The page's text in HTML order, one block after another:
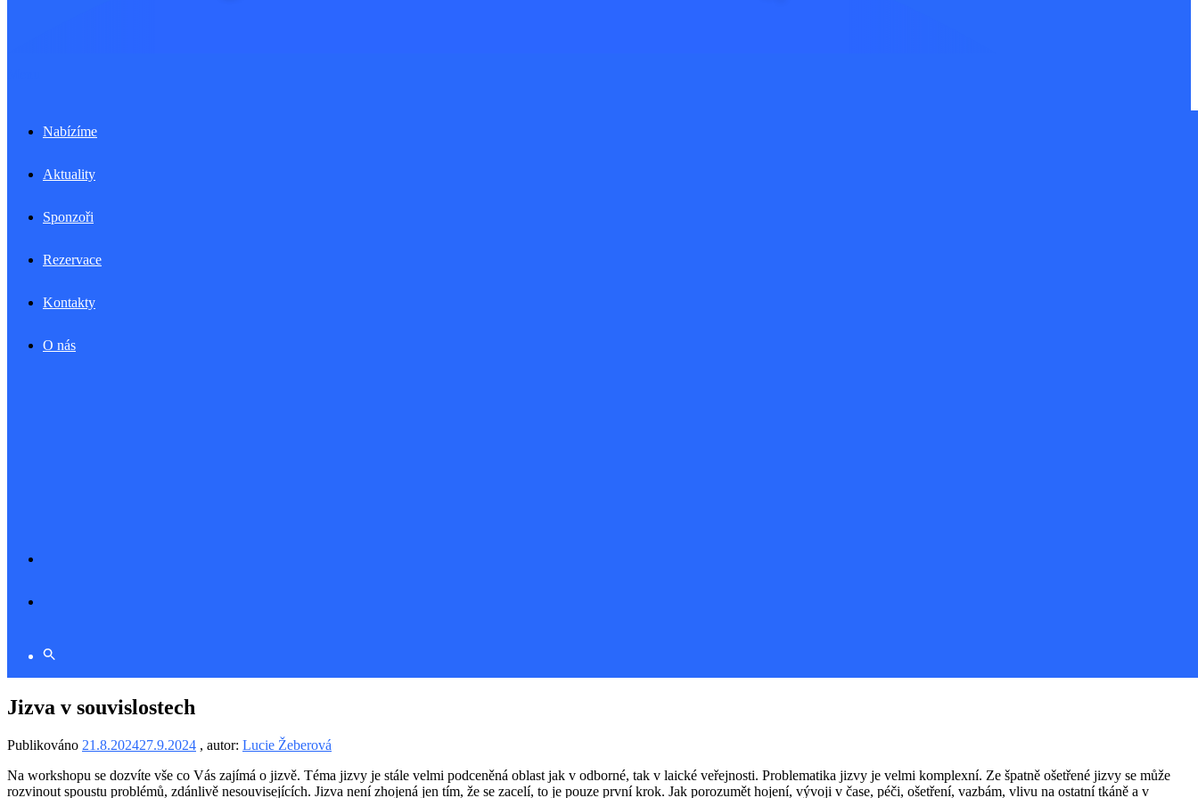
Nabízíme
Aktuality
Sponzoři
Rezervace
Kontakty
O nás
Jizva v souvislostech
Publikováno 21.8.202427.9.2024 , autor: Lucie Žeberová
Na workshopu se dozvíte vše co Vás zajímá o jizvě. Téma jizvy je stále velmi podceněná oblast jak v odborné, tak v laické veřejnosti. Problematika jizvy je velmi komplexní. Ze špatně ošetřené jizvy se může
rozvinout spoustu problémů, zdánlivě nesouvisejících. Jizva není zhojená jen tím, že se zacelí, to je pouze první krok. Jak porozumět hojení, vývoji v čase, péči, ošetření, vazbám, vlivu na ostatní tkáně a v